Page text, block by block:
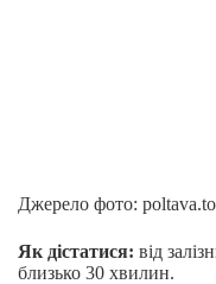
Джерело фото:
Як дістатися: від
близько 30 хвилин.